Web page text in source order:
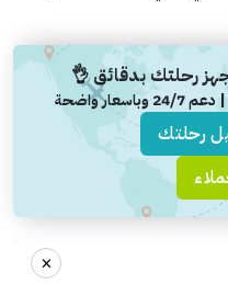
رحلتك بدقائق 👌
واضحة
رحلتك
×